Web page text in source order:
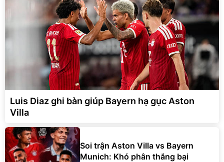
Luis Diaz ghi bàn giúp Bayern hạ gục Aston
Villa
Soi trận Aston Villa vs Bayern
Munich: Khó phân thắng bại